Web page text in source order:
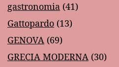
gastronomia (41)
Gattopardo (13)
GENOVA (69)
GRECIA MODERNA (30)